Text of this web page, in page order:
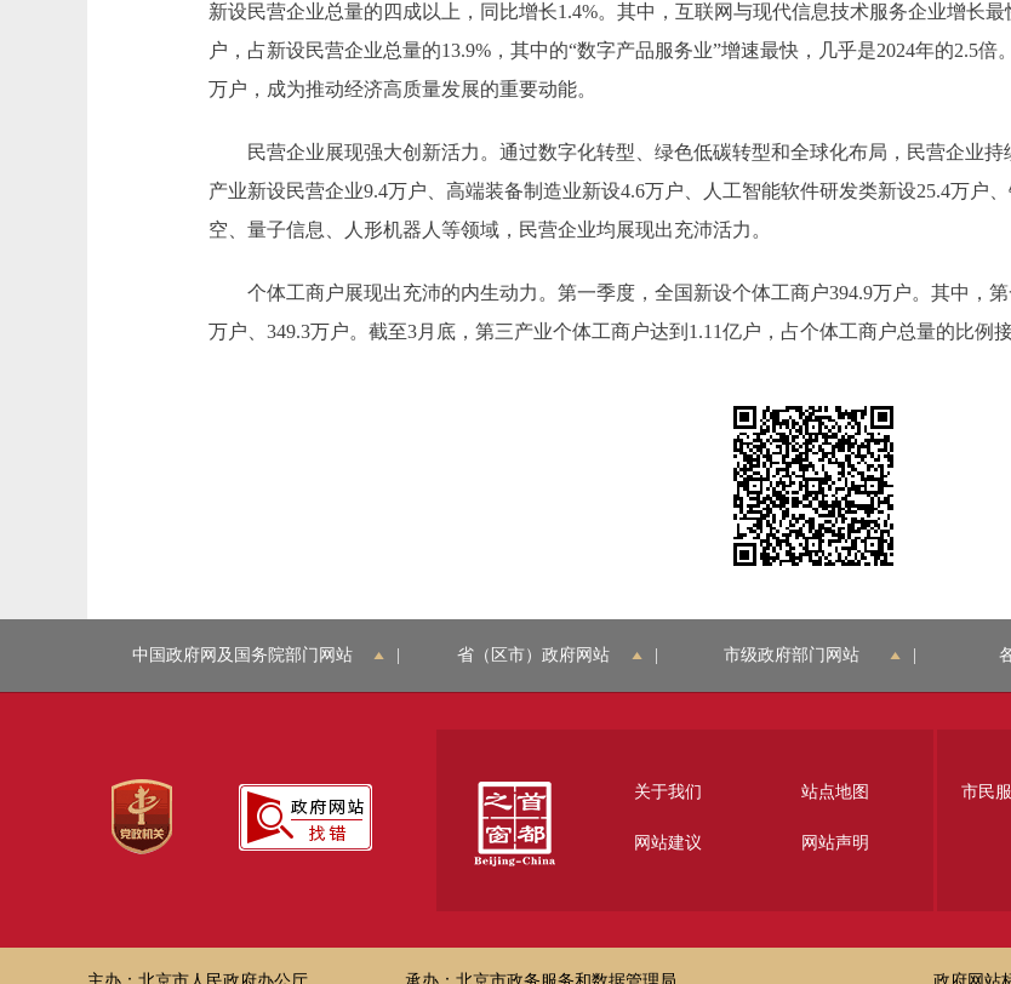
新设民营企业总量的四成以上，同比增长1.4%。其中，互联网与现代信息技术服务企业增长
户，占新设民营企业总量的13.9%，其中的“数字产品服务业”增速最快，几乎是2024年的2.5倍
万户，成为推动经济高质量发展的重要动能。
民营企业展现强大创新活力。通过数字化转型、绿色低碳转型和全球化布局，民营企业持
产业新设民营企业9.4万户、高端装备制造业新设4.6万户、人工智能软件研发类新设25.4万户
空、量子信息、人形机器人等领域，民营企业均展现出充沛活力。
个体工商户展现出充沛的内生动力。第一季度，全国新设个体工商户394.9万户。其中，第
万户、349.3万户。截至3月底，第三产业个体工商户达到1.11亿户，占个体工商户总量的比例
中国政府网及国务院部门网站 省（区市）政府网站 市级政府部门网站
关于我们 站点地图
网站建议 网站声明
市民